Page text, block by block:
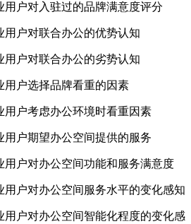
用户对入驻过的品牌满意度评分
用户对联合办公的优势认知
用户对联合办公的劣势认知
用户选择品牌看重的因素
用户考虑办公环境时看重因素
用户期望办公空间提供的服务
用户对办公空间功能和服务满意度
用户对办公空间服务水平的变化感知
用户对办公空间智能化程度的变化感